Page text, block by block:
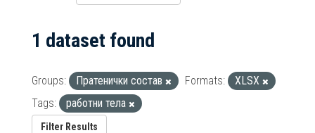
1 dataset found
Groups: Пратенички состав Formats:
XLSX
Tags:
работни тела
Filter Results